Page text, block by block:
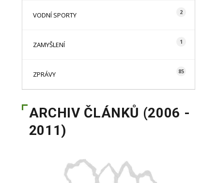
VODNÍ SPORTY 2
ZAMYŠLENÍ 1
ZPRÁVY 85
ARCHIV ČLÁNKŮ (2006 -
2011)